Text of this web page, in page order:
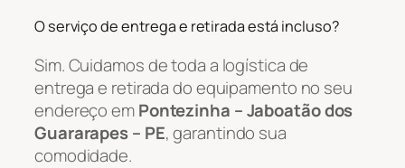
O serviço de entrega e retirada está incluso?
Sim. Cuidamos de toda a logística de
entrega e retirada do equipamento no seu
endereço emPontezinha – Jaboatão dos
Guararapes – PE, garantindo sua
comodidade.